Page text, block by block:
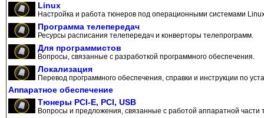
Linux
Настройка и работа тюнеров под операционными системами
Программа телепередач
Ресурсы расписания телепередач и конверторы телепрограмм.
Для программистов
Вопросы, связанные с разработкой программного обеспечения.
Локализация
Перевод программного обеспечения, справки и инструкции по
Аппаратное обеспечение
Тюнеры PCI-E, PCI, USB
Вопросы и предложения, связанные с работой аппаратной части